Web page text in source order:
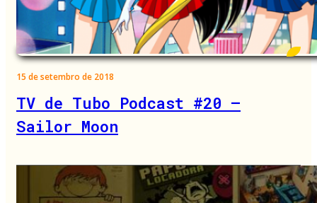
15 de setembro de 2018
TV de Tubo Podcast #20 –
Sailor Moon